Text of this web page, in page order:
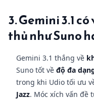
3. Gemini 3.1
thủ như Suno
Gemini 3.1 thắng về
Suno tốt về độ đa
trong khi Udio tối ưu
Jazz. Móc xích vấn đề